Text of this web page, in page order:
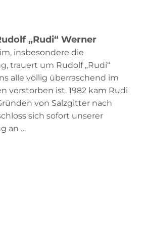
„Rudi“ Werner
insbesondere die
trauert um Rudolf „Rudi“
alle völlig überraschend im
verstorben ist. 1982 kam Rudi
von Salzgitter nach
sich sofort unserer
an …